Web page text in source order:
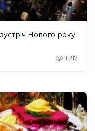
Нового року
1,217